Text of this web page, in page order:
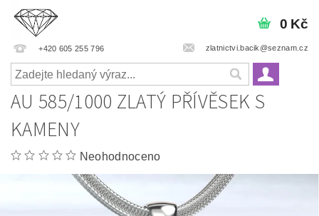
+420 605 255 796 zlatnictvi.bacik@seznam.cz
0 Kč
AU 585/1000 ZLATÝ PŘÍVĚSEK S
KAMENY
Neohodnoceno